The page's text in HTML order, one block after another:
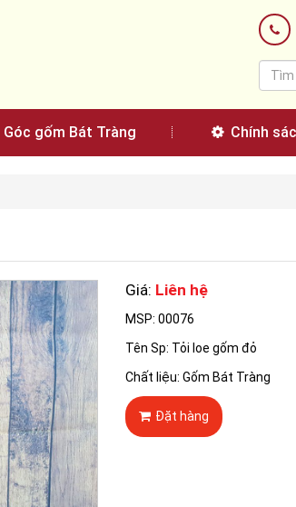
Góc gốm Bát Tràng Chính
Giá: Liên hệ
MSP: 00076
Tên Sp: Tỏi loe gốm đỏ
Chất liệu: Gốm Bát Tràng
Đặt hàng